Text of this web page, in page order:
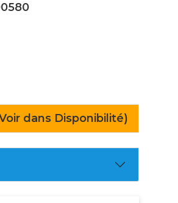
dans Disponibilité)